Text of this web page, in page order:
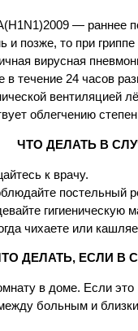
— раннее
и позже, то при
вирусная
в течение 24 часов
вентиляцией
облегчению
ЧТО ДЕЛАТЬ В
к врачу.
постельный
гигиеническую
чихаете или
ДЕЛАТЬ, ЕСЛИ В
в доме. Если
больным и